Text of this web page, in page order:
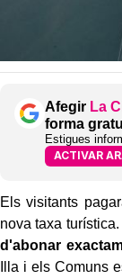
Afegir La
forma
Estigues
ACTIVAR
Els visitants
nova taxa
d'abonar
Illa i els Comuns